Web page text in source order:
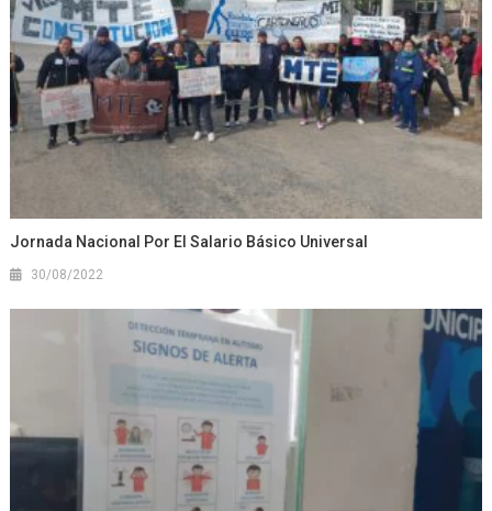
Jornada Nacional Por El Salario Básico Universal
30/08/2022